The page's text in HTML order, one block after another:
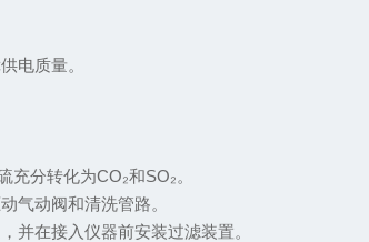
电质量。
充分转化为CO₂和SO₂。
气动阀和清洗管路。
并在接入仪器前安装过滤装置。